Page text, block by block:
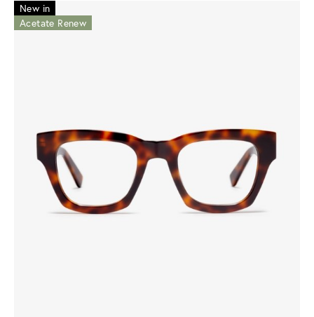
New in
Acetate Renew